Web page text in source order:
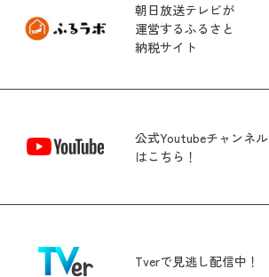
朝日放送テレビが
運営するふるさと
納税サイト
公式Youtubeチャンネル
はこちら！
Tverで見逃し配信中！